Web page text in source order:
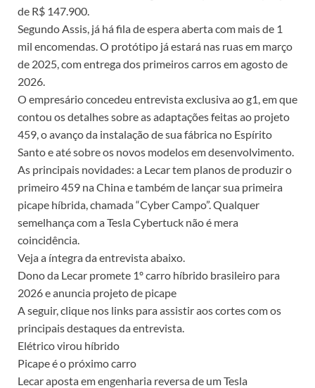
de R$ 147.900.
Segundo Assis, já há fila de espera aberta com mais de 1
mil encomendas. O protótipo já estará nas ruas em março
de 2025, com entrega dos primeiros carros em agosto de
2026.
O empresário concedeu entrevista exclusiva ao g1, em que
contou os detalhes sobre as adaptações feitas ao projeto
459, o avanço da instalação de sua fábrica no Espírito
Santo e até sobre os novos modelos em desenvolvimento.
As principais novidades: a Lecar tem planos de produzir o
primeiro 459 na China e também de lançar sua primeira
picape híbrida, chamada “Cyber Campo”. Qualquer
semelhança com a Tesla Cybertuck não é mera
coincidência.
Veja a íntegra da entrevista abaixo.
Dono da Lecar promete 1º carro híbrido brasileiro para
2026 e anuncia projeto de picape
A seguir, clique nos links para assistir aos cortes com os
principais destaques da entrevista.
Elétrico virou híbrido
Picape é o próximo carro
Lecar aposta em engenharia reversa de um Tesla